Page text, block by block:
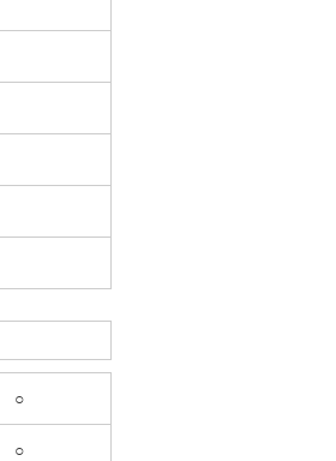
○
○